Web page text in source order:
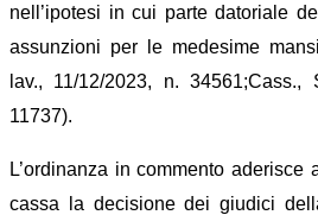
nell’ipotesi in cui parte datoriale
assunzioni per le medesime
lav., 11/12/2023, n. 34561;Cass.,
11737).
L’ordinanza in commento
cassa la decisione dei giudici d